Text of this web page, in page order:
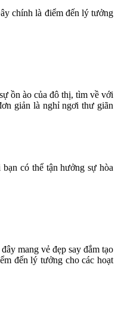
chính là điểm đến lý tưởng
ồn ào của đô thị, tìm về với
giản là nghỉ ngơi thư giãn
có thể tận hưởng sự hòa
mang vẻ đẹp say đắm tạo
đến lý tưởng cho các hoạt